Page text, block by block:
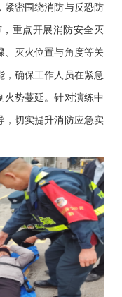
紧密围绕消防与反恐防
重点开展消防安全灭
、灭火位置与角度等关
确保工作人员在紧急
势蔓延。针对演练中
，切实提升消防应急实